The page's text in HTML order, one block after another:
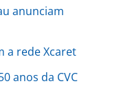
anunciam
a rede Xcaret
anos da CVC